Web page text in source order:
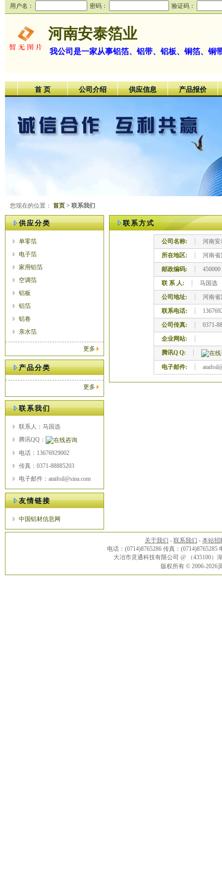
用户名： 密码： 验证码：
河南安泰箔业
我公司是一家从事铝箔、铝带、铝板、铜箔、铜
首 页 公司介绍 供应信息 产品报价
您现在的位置： 首页 > 联系我们
供应分类
单零箔
电子箔
家用铝箔
空调箔
铝板
铝箔
铝卷
亲水箔
更多
产品分类
更多
联系我们
联系人：马国选
腾讯QQ：
电话：13676929002
传真：0371-88885203
电子邮件：ataifoil@sina.com
友情链接
中国铝材信息网
联系方式
公司名称:
河南安
所在地区:
河南省
邮政编码:
450000
联 系 人:
马国选
公司地址:
河南省
联系电话:
公司传真:
0371-
企业网站:
腾讯Q Q:
电子邮件:
关于我们 - 联系我们 - 本站招
电话：(0714)8765286 传真：(0714)8765285
大冶市灵通科技有限公司 @ （435100
版权所有 © 2006-2026